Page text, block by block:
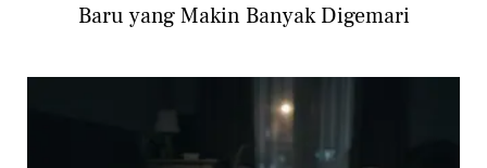
Baru yang Makin Banyak Digemari